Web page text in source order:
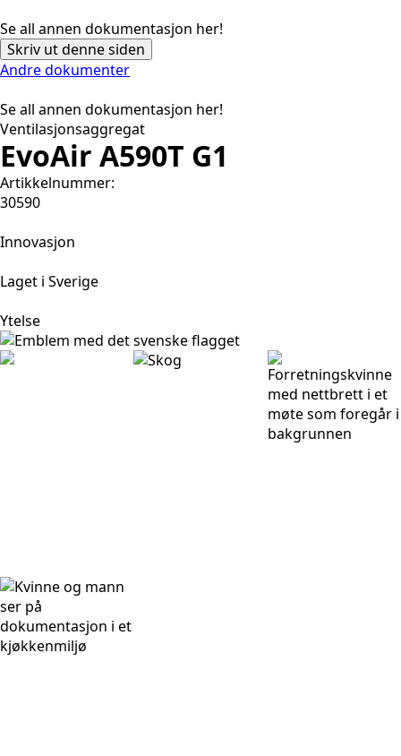
Se all annen dokumentasjon her!
Skriv ut denne siden
Andre dokumenter
Se all annen dokumentasjon her!
Ventilasjonsaggregat
EvoAir A590T G1
Artikkelnummer:
30590
Innovasjon
Laget i Sverige
Ytelse